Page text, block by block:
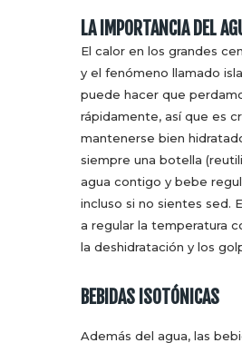
LA IMPORTANCIA DEL
El calor en los grandes
y el fenómeno llamado
puede hacer que
rápidamente, así que es
mantenerse bien
siempre una botella
agua contigo y bebe
incluso si no sientes sed.
a regular la temperatura
la deshidratación y los
BEBIDAS ISOTÓNICAS
Además del agua, las